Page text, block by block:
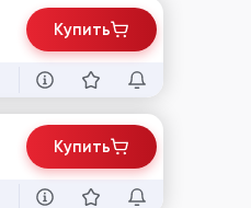
Купить
Купить